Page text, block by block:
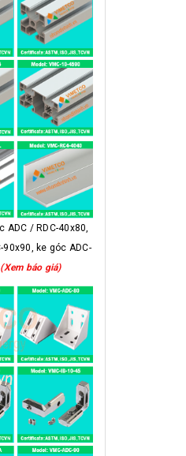
ADC / RDC-40x80,
90x90, ke góc ADC-
(Xem báo giá)